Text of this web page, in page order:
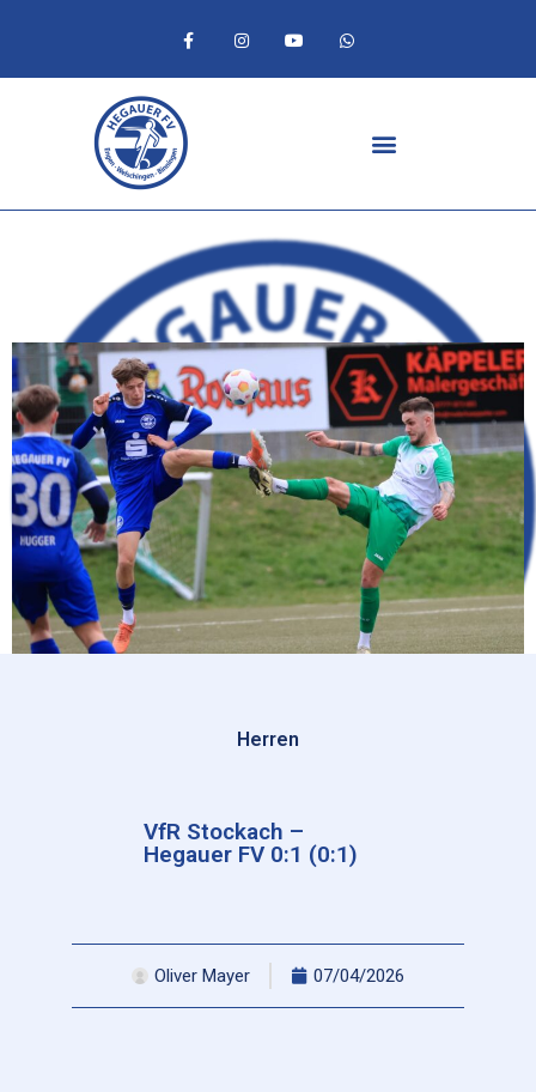
Herren
VfR Stockach –
Hegauer FV 0:1 (0:1)
Oliver Mayer 07/04/2026